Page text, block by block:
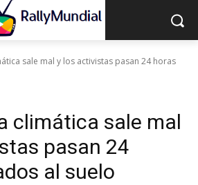
sale mal y los activistas pasan 24 horas
climática sale mal
pasan 24
al suelo